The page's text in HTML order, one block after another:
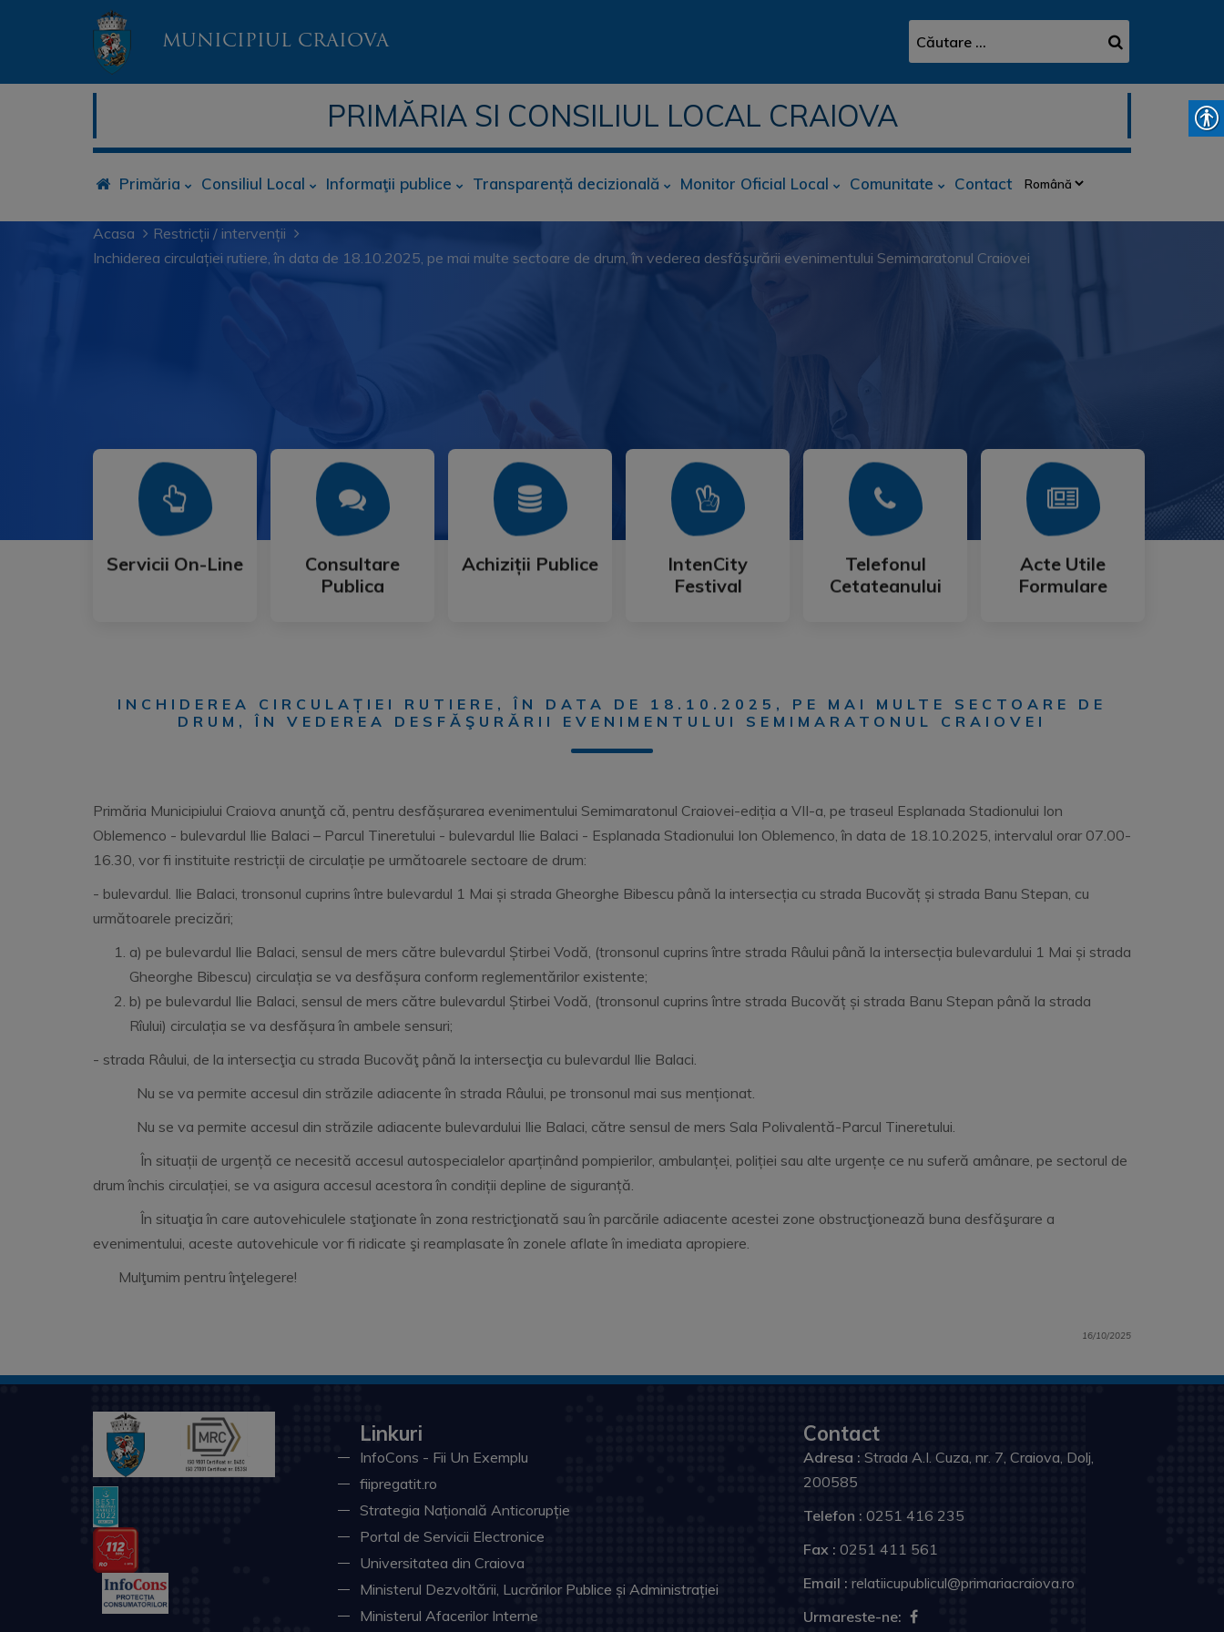
MUNICIPIUL CRAIOVA
PRIMĂRIA SI CONSILIUL LOCAL CRAIOVA
Primăria Consiliul Local Informaţii publice Transparență decizională Monitor Oficial Local Comunitate Contact
Acasa
Restricții / intervenții
Inchiderea circulației rutiere, în data de 18.10.2025, pe mai multe sectoare de drum, în vederea desfăşurării evenimentului Semimaratonul Craiovei
Servicii On-Line
Servicii On-Line
Mai Mult
Consultare
Publica
Consultare
Publica
Mai Mult
Achiziții Publice
Achiziții Publice
Mai Mult
IntenCity
Festival
IntenCity
Festival
Mai Mult
Telefonul
Cetateanului
Telefonul
Cetateanului
Mai Mult
Acte Utile
Formulare
Acte Utile
Formulare
Mai Mult
INCHIDEREA CIRCULAȚIEI RUTIERE, ÎN DATA DE 18.10.2025, PE MAI MULTE SECTOARE DE
DRUM, ÎN VEDEREA DESFĂŞURĂRII EVENIMENTULUI SEMIMARATONUL CRAIOVEI
Primăria Municipiului Craiova anunţă că, pentru desfășurarea evenimentului Semimaratonul Craiovei-ediția a VII-a, pe traseul Esplanada Stadionului Ion
Oblemenco - bulevardul Ilie Balaci – Parcul Tineretului - bulevardul Ilie Balaci - Esplanada Stadionului Ion Oblemenco, în data de 18.10.2025, intervalul orar 07.00-
16.30, vor fi instituite restricții de circulație pe următoarele sectoare de drum:
- bulevardul. Ilie Balaci, tronsonul cuprins între bulevardul 1 Mai și strada Gheorghe Bibescu până la intersecția cu strada Bucovăț și strada Banu Stepan, cu
următoarele precizări;
a) pe bulevardul Ilie Balaci, sensul de mers către bulevardul Știrbei Vodă, (tronsonul cuprins între strada Râului până la intersecția bulevardului 1 Mai și strada
Gheorghe Bibescu) circulația se va desfășura conform reglementărilor existente;
b) pe bulevardul Ilie Balaci, sensul de mers către bulevardul Știrbei Vodă, (tronsonul cuprins între strada Bucovăț și strada Banu Stepan până la strada
Rîului) circulația se va desfășura în ambele sensuri;
- strada Râului, de la intersecţia cu strada Bucovăţ până la intersecţia cu bulevardul Ilie Balaci.
Nu se va permite accesul din străzile adiacente în strada Râului, pe tronsonul mai sus menționat.
Nu se va permite accesul din străzile adiacente bulevardului Ilie Balaci, către sensul de mers Sala Polivalentă-Parcul Tineretului.
În situații de urgență ce necesită accesul autospecialelor aparținând pompierilor, ambulanței, poliției sau alte urgențe ce nu suferă amânare, pe sectorul de
drum închis circulației, se va asigura accesul acestora în condiții depline de siguranță.
În situaţia în care autovehiculele staţionate în zona restricţionată sau în parcările adiacente acestei zone obstrucţionează buna desfăşurare a
evenimentului, aceste autovehicule vor fi ridicate şi reamplasate în zonele aflate în imediata apropiere.
Mulţumim pentru înţelegere!
16/10/2025
Linkuri
InfoCons - Fii Un Exemplu
fiipregatit.ro
Strategia Națională Anticorupție
Portal de Servicii Electronice
Universitatea din Craiova
Ministerul Dezvoltării, Lucrărilor Publice și Administrației
Ministerul Afacerilor Interne
Contact
Adresa : Strada A.I. Cuza, nr. 7, Craiova, Dolj,
200585
Telefon : 0251 416 235
Fax : 0251 411 561
Email : relatiicupublicul@primariacraiova.ro
Urmareste-ne: